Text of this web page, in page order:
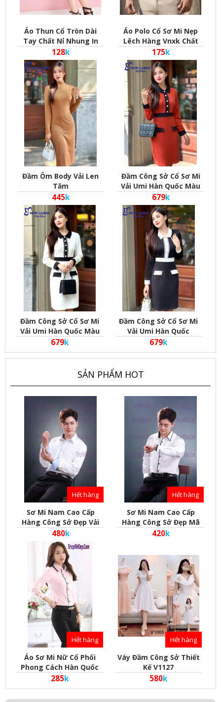
Áo Thun Cổ Tròn Dài
Tay Chất Nỉ Nhung In
Labubu Cho Bé Trai Và
Bé Gái (Từ 14Kg-35Kg)
Kiểu Bo Gấu Bo Tay
Phong Cách Hàn Quốc
128k
Áo Polo Cổ Sơ Mi Nẹp
Lêch Hàng Vnxk Chất
Vải Thun Lạnh Phong
Cách Hàn Quốc
175k
Đầm Ôm Body Vải Len
Tăm
445k
Đầm Công Sở Cổ Sơ Mi
Vải Umi Hàn Quốc Màu
Cam
679k
Đầm Công Sở Cổ Sơ Mi
Vải Umi Hàn Quốc Màu
Trắng
679k
Đầm Công Sở Cổ Sơ Mi
Vải Umi Hàn Quốc
679k
SẢN PHẨM HOT
Hết hàng
Sơ Mi Nam Cao Cấp
Hàng Công Sở Đẹp Vải
Sợi Tre Cao Cấp Mã
Sm020002
480k
Hết hàng
Sơ Mi Nam Cao Cấp
Hàng Công Sở Đẹp Mã
Sm020001
420k
Hết hàng
Áo Sơ Mi Nữ Cổ Phối
Phong Cách Hàn Quốc
285k
Hết hàng
Váy Đầm Công Sở Thiết
Kế V1127
580k